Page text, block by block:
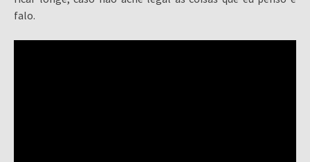
falo.